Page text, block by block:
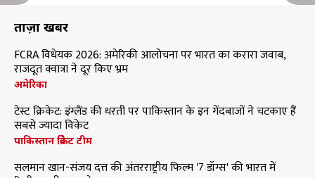
ताज़ा खबरें
FCRA विधेयक 2026: अमेरिकी आलोचना पर भारत का करारा जवाब,
राजदूत क्वात्रा ने दूर किए भ्रम
अमेरिका
टेस्ट क्रिकेट: इंग्लैंड की धरती पर पाकिस्तान के इन गेंदबाजों ने चटकाए हैं
सबसे ज्यादा विकेट
पाकिस्तान क्रिकेट टीम
सलमान खान-संजय दत्त की अंतरराष्ट्रीय फिल्म '7 डॉग्स' की भारत में